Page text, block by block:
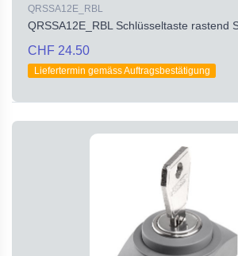
QRSSA12E_RBL
QRSSA12E_RBL Schlüsseltaste rastend
CHF 24.50
Liefertermin gemäss Auftragsbestätigung